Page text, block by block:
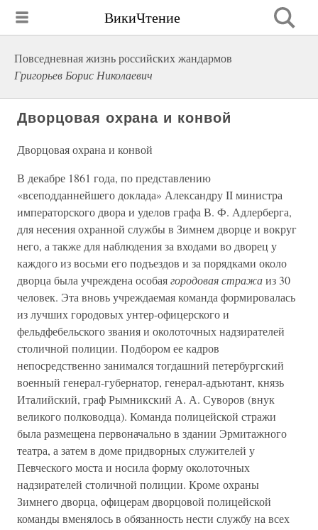
ВикиЧтение
Повседневная жизнь российских жандармов
Григорьев Борис Николаевич
Дворцовая охрана и конвой
Дворцовая охрана и конвой
В декабре 1861 года, по представлению
«всеподданнейшего доклада» Александру II министра
императорского двора и уделов графа В. Ф. Адлерберга,
для несения охранной службы в Зимнем дворце и вокруг
него, а также для наблюдения за входами во дворец у
каждого из восьми его подъездов и за порядками около
дворца была учреждена особаягородовая стражаиз 30
человек. Эта вновь учреждаемая команда формировалась
из лучших городовых унтер-офицерского и
фельдфебельского звания и околоточных надзирателей
столичной полиции. Подбором ее кадров
непосредственно занимался тогдашний петербургский
военный генерал-губернатор, генерал-адъютант, князь
Италийский, граф Рымникский А. А. Суворов (внук
великого полководца). Команда полицейской стражи
была размещена первоначально в здании Эрмитажного
театра, а затем в доме придворных служителей у
Певческого моста и носила форму околоточных
надзирателей столичной полиции. Кроме охраны
Зимнего дворца, офицерам дворцовой полицейской
команды вменялось в обязанность нести службу на всех